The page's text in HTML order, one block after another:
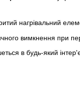
нагрівальний
вимкнення при
в будь-який